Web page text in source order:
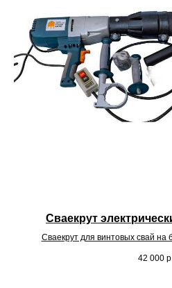
Сваекрут
Сваекрут для винтовых свай на
42 000 р.